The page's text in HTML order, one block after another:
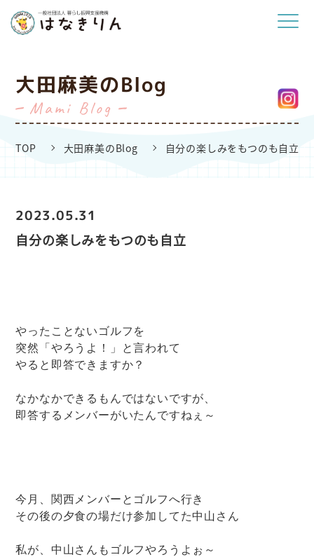
大田麻美のBlog
Mami Blog
TOP 大田麻美のBlog 自分の楽しみをもつのも自立
2023.05.31
自分の楽しみをもつのも自立
やったことないゴルフを
突然「やろうよ！」と言われて
やると即答できますか？
なかなかできるもんではないですが、
即答するメンバーがいたんですねぇ～
今月、関西メンバーとゴルフへ行き
その後の夕食の場だけ参加してた中山さん
私が、中山さんもゴルフやろうよぉ～